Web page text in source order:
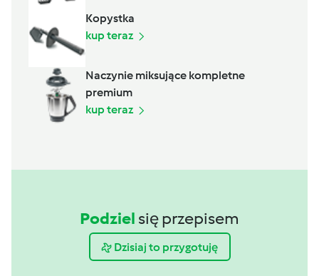
Kopystka
kup teraz
Naczynie miksujące kompletne
premium
kup teraz
Podziel się przepisem
Dzisiaj to przygotuję